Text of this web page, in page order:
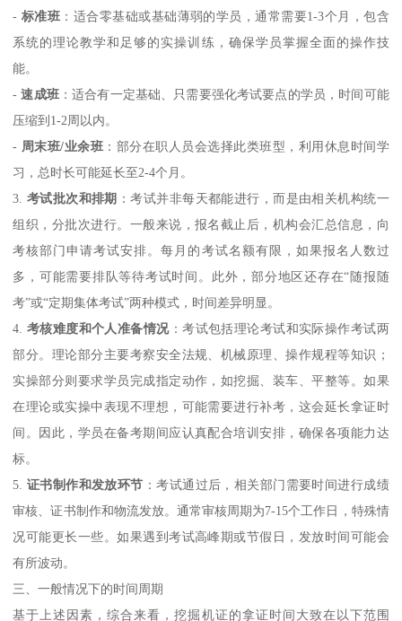
- 标准班 ：适合零基础或基础薄弱的学员，通常需要1-3个月，包含
系统的理论教学和足够的实操训练，确保学员掌握全面的操作技
能。
-速成班：适合有一定基础、只需要强化考试要点的学员，时间可能
压缩到1-2周以内。
- 周末班/业余班 ：部分在职人员会选择此类班型，利用休息时间学
习，总时长可能延长至2-4个月。
3. 考试批次和排期 ：考试并非每天都能进行，而是由相关机构统一
组织，分批次进行。一般来说，报名截止后，机构会汇总信息，向
考核部门申请考试安排。每月的考试名额有限，如果报名人数过
多，可能需要排队等待考试时间。此外，部分地区还存在“随报随
考”或“定期集体考试”两种模式，时间差异明显。
4. 考核难度和个人准备情况：考试包括理论考试和实际操作考试两
部分。理论部分主要考察安全法规、机械原理、操作规程等知识；
实操部分则要求学员完成指定动作，如挖掘、装车、平整等。如果
在理论或实操中表现不理想，可能需要进行补考，这会延长拿证时
间。因此，学员在备考期间应认真配合培训安排，确保各项能力达
标。
5. 证书制作和发放环节 ：考试通过后，相关部门需要时间进行成绩
审核、证书制作和物流发放。通常审核周期为7-15个工作日，特殊情
况可能更长一些。如果遇到考试高峰期或节假日，发放时间可能会
有所波动。
三、一般情况下的时间周期
基于上述因素，综合来看，挖掘机证的拿证时间大致在以下范围